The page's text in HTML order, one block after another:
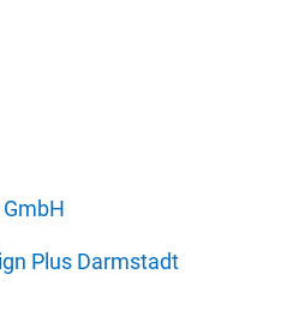
Plus Darmstadt